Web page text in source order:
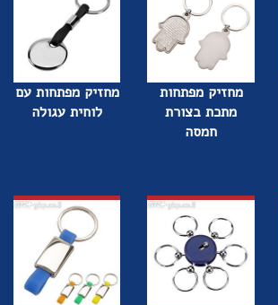
מחזיק מפתחות
מתכת בצורת
חמסה
מחזיק מפתחות עם
לוחית עגולה